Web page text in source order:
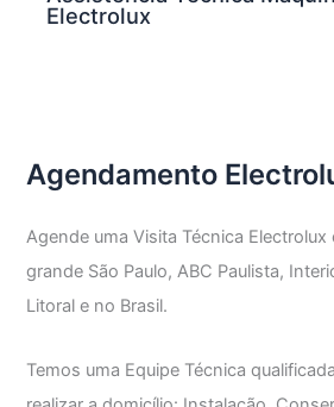
Electrolux
Agendamento
Agende uma Visita Técnica Electrolux
grande São Paulo, ABC Paulista,
Litoral e no Brasil.
Temos uma Equipe Técnica